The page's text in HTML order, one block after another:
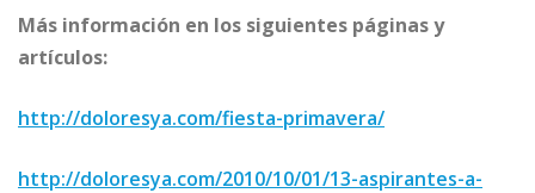
Más información en los siguientes páginas y
artículos:
http://doloresya.com/fiesta-primavera/
http://doloresya.com/2010/10/01/13-aspirantes-a-